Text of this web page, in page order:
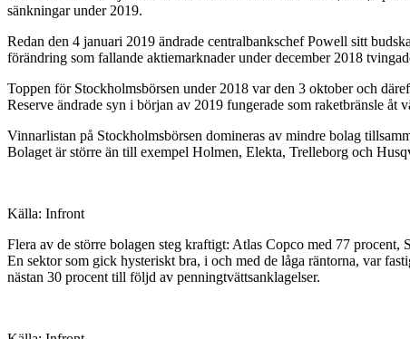
sänkningar under 2019.
Redan den 4 januari 2019 ändrade centralbankschef Powell sitt
förändring som fallande aktiemarknader under december 2018
Toppen för Stockholmsbörsen under 2018 var den 3 oktober och
Reserve ändrade syn i början av 2019 fungerade som raketbränsle
Vinnarlistan på Stockholmsbörsen domineras av mindre bolag
Bolaget är större än till exempel Holmen, Elekta, Trelleborg och
Källa: Infront
Flera av de större bolagen steg kraftigt: Atlas Copco med 77
En sektor som gick hysteriskt bra, i och med de låga räntorna, var
nästan 30 procent till följd av penningtvättsanklagelser.